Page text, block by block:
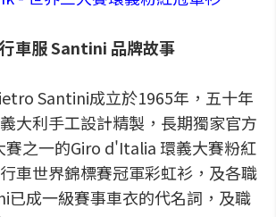
車服 Santini 品牌故事
Santini成立於1965年，五十年
大利手工設計精製，長期獨家官方
賽之一的Giro d'Italia 環義大賽粉紅
車世界錦標賽冠軍彩虹衫，及各職
已成一級賽事車衣的代名詞，及職